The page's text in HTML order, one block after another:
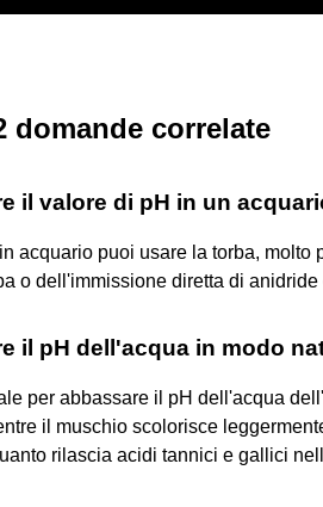
domande correlate
il valore di pH in un
acquario puoi usare la torba, molto
o dell'immissione diretta di anidride
il pH dell'acqua in modo
per abbassare il pH dell'acqua
il muschio scolorisce
rilascia acidi tannici e gallici